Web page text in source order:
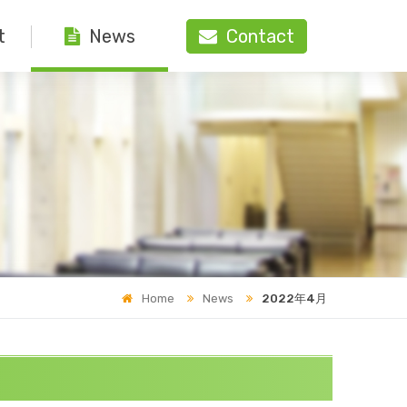
News Contact
Home News 2022年4月